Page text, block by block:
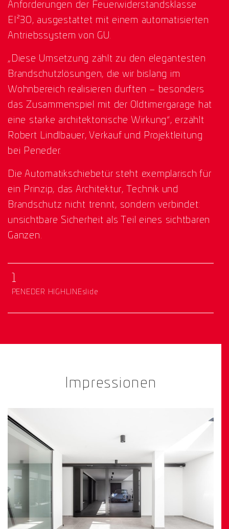
Anforderungen der Feuerwiderstandsklasse
EI²30, ausgestattet mit einem automatisierten
Antriebssystem von GU.
„Diese Umsetzung zählt zu den elegantesten
Brandschutzlösungen, die wir bislang im
Wohnbereich realisieren durften – besonders
das Zusammenspiel mit der Oldtimergarage hat
eine starke architektonische Wirkung“, erzählt
Robert Lindlbauer, Verkauf und Projektleitung
bei Peneder.
Die Automatikschiebetür steht exemplarisch für
ein Prinzip, das Architektur, Technik und
Brandschutz nicht trennt, sondern verbindet:
unsichtbare Sicherheit als Teil eines sichtbaren
Ganzen.
1
PENEDER HIGHLINEslide
Impressionen